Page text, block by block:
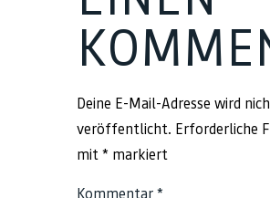
Deine E-Mail-Adresse wird
veröffentlicht. Erforderliche
mit * markiert
Kommentar *